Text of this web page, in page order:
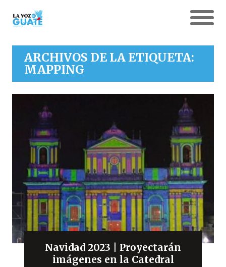
ARCHIVOS DE LA ETIQUETA:
MAPPING
Navidad 2023 | Proyectarán
imágenes en la Catedral